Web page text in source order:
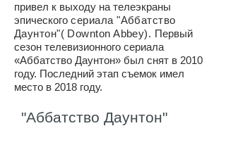
привел к выходу на телеэкраны
эпического сериала "Аббатство
Даунтон"( Downton Abbey). Первый
сезон телевизионного сериала
«Аббатство Даунтон» был снят в 2010
году. Последний этап съемок имел
место в 2018 году.
"Аббатство Даунтон"